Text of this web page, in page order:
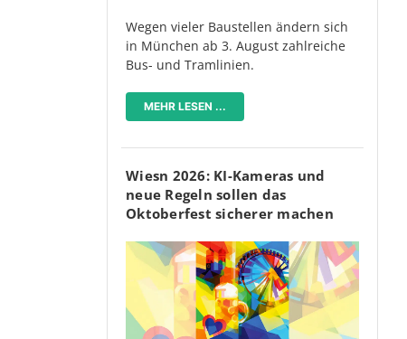
Wegen vieler Baustellen ändern sich
in München ab 3. August zahlreiche
Bus- und Tramlinien.
MEHR LESEN ...
Wiesn 2026: KI-Kameras und
neue Regeln sollen das
Oktoberfest sicherer machen